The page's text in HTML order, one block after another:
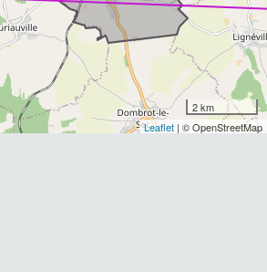
Fouine
Martes foina (Erxleben, 1777)
observation
Dernière observation en2019 Fiche espèce
2 km
Leaflet | © OpenStreetMap